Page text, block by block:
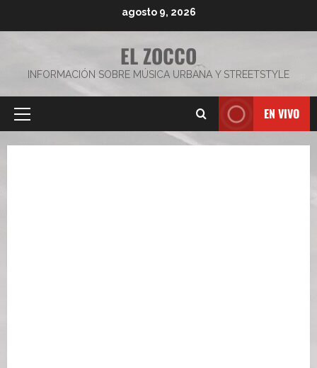
agosto 9, 2026
EL ZOCCO
INFORMACIÓN SOBRE MÚSICA URBANA Y STREETSTYLE
Menú
EN VIVO